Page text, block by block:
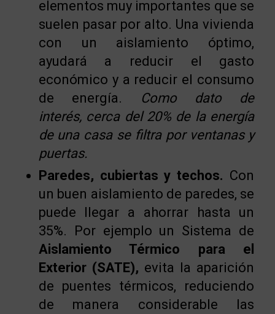
elementos muy importantes que se
suelen pasar por alto. Una vivienda
con un aislamiento óptimo,
ayudará a reducir el gasto
económico y a reducir el consumo
de energía.
Como dato de
interés,cerca del 20% de la energía
de una casa se filtra por ventanas y
puertas.
Paredes, cubiertas y techos. Con
un buen aislamiento de paredes, se
puede llegar a ahorrar hasta un
35%. Por ejemplo un Sistema de
Aislamiento Térmico para el
Exterior (SATE), evita la aparición
de puentes térmicos, reduciendo
de manera considerable las